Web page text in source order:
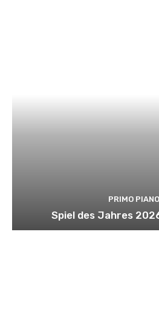
PRIMO PIANO
Spiel des Jahres